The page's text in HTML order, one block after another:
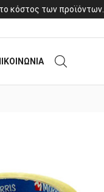
κόστος των προϊόντων.